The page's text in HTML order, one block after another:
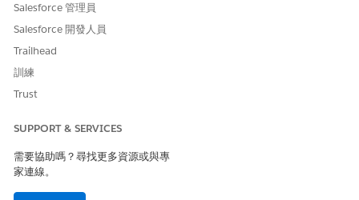
Salesforce 管理員
Salesforce 開發人員
Trailhead
訓練
Trust
SUPPORT & SERVICES
需要協助嗎？尋找更多資源或與專
家連線。